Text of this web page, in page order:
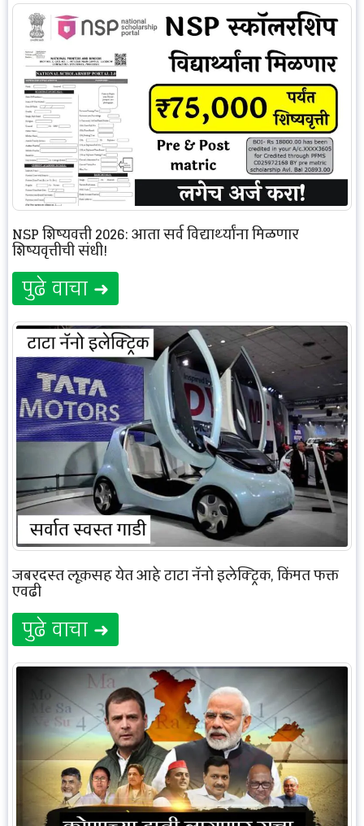
NSP शिष्यवृत्ती 2026: आता सर्व विद्यार्थ्यांना मिळणार
शिष्यवृत्तीची संधी!
पुढे वाचा ➜
जबरदस्त लूकसह येत आहे टाटा नॅनो इलेक्ट्रिक, किंमत फक्त
एवढी
पुढे वाचा ➜